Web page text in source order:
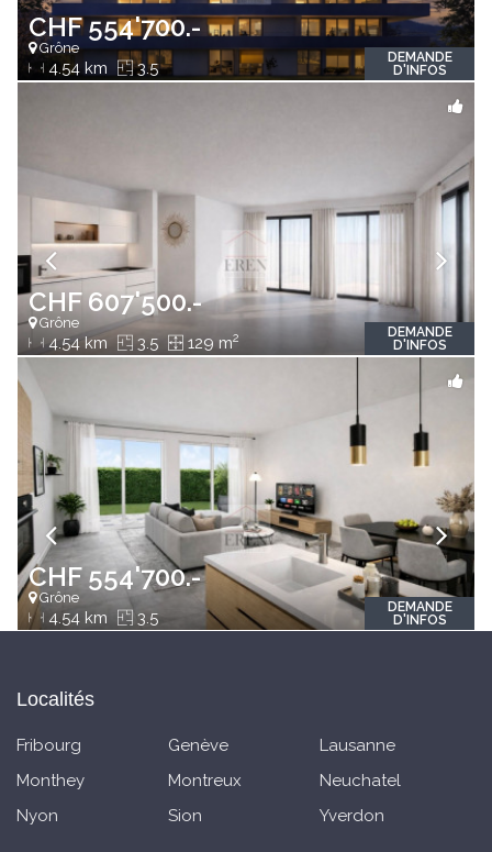
CHF 554'700.-
Grône
4.54 km 3.5
DEMANDE
D'INFOS
CHF 607'500.-
Grône
4.54 km 3.5 129 m2
DEMANDE
D'INFOS
CHF 554'700.-
Grône
4.54 km 3.5
DEMANDE
D'INFOS
Localités
Fribourg Genève
Lausanne
Monthey
Montreux
Neuchatel
Nyon
Sion Yverdon